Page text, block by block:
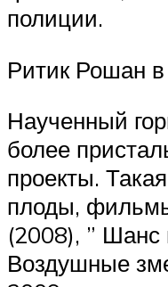
полиции.
Ритик Рошан
Наученный
более
проекты.
плоды,
(2008), ” Шанс
Воздушные